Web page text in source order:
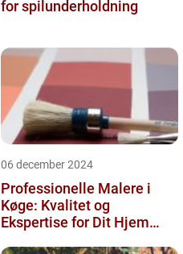
for spilunderholdning
06 december 2024
Professionelle Malere i
Køge: Kvalitet og
Ekspertise for Dit Hjem